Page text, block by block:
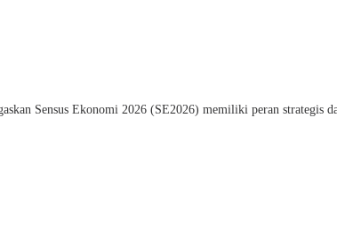
Sensus Ekonomi 2026 (SE2026) memiliki peran strategis